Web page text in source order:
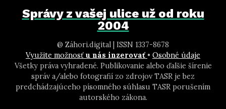
Správy z vašej ulice už od roku
2004
@ Záhori.digital | ISSN 1337-8678
Využite možnosť u nás inzerovať • Osobné údaje
Všetky práva vyhradené. Publikovanie alebo ďalšie šírenie
správ a/alebo fotografií zo zdrojov TASR je bez
predchádzajúceho písomného súhlasu TASR porušením
autorského zákona.